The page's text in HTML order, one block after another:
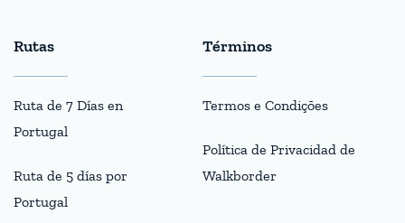
Rutas
Ruta de 7 Días en
Portugal
Ruta de 5 días por
Portugal
Términos
Termos e Condições
Política de Privacidad de
Walkborder